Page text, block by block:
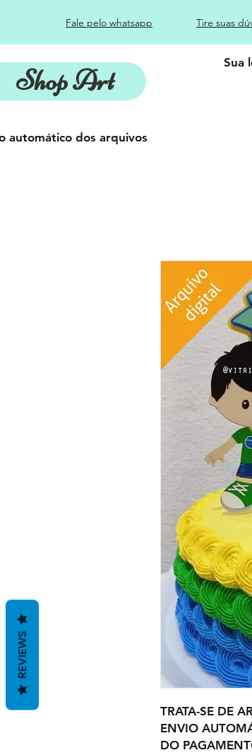
Fale pelo whatsapp Tire suas
Shop Art
Sua
automático dos arquivos
TRATA-SE DE
ENVIO
DO
REVIEWS